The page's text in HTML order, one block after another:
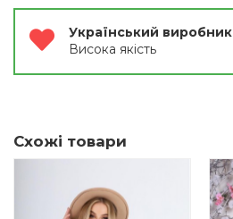
Український виробник
Висока якість
Схожі товари